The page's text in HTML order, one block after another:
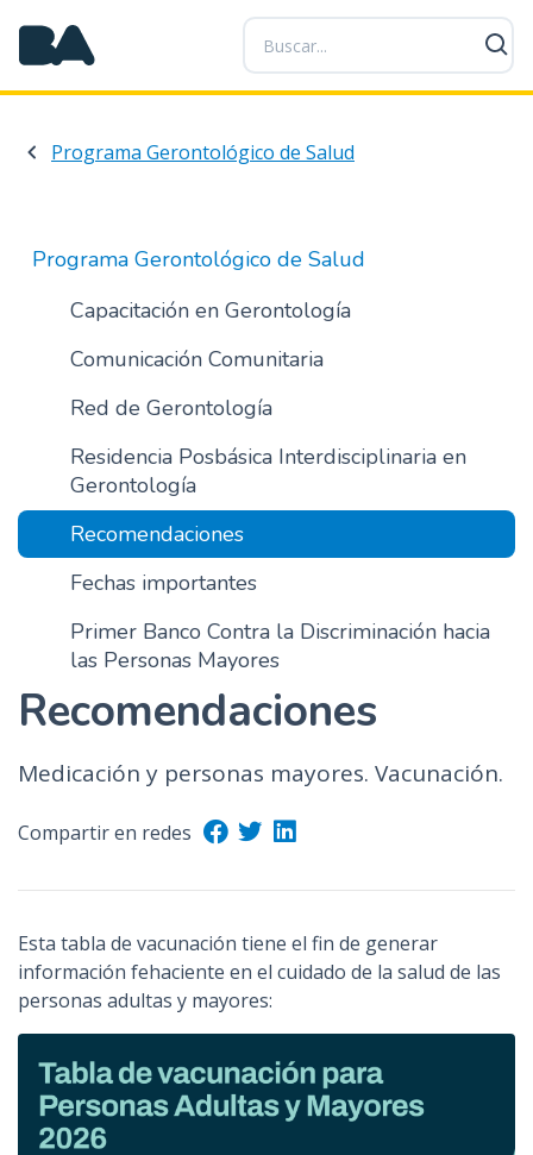
P
a
s
a
a
n
t
n
d
p
n
p
a
l
Programa Gerontológico de Salud
Programa Gerontológico de Salud
Capacitación en Gerontología
Comunicación Comunitaria
Red de Gerontología
Residencia Posbásica Interdisciplinaria en
Gerontología
Recomendaciones
Fechas importantes
Primer Banco Contra la Discriminación hacia
las Personas Mayores
Recomendaciones
Medicación y personas mayores. Vacunación.
Compartir en redes
Esta tabla de vacunación tiene el fin de generar
información fehaciente en el cuidado de la salud de las
personas adultas y mayores: